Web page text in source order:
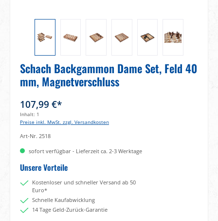
Schach Backgammon Dame Set, Feld 40
mm, Magnetverschluss
107,99 €*
Inhalt: 1
Preise inkl. MwSt. zzgl. Versandkosten
Art-Nr. 2518
sofort verfügbar - Lieferzeit ca. 2-3 Werktage
Unsere Vorteile
Kostenloser und schneller Versand ab 50
Euro*
Schnelle Kaufabwicklung
14 Tage Geld-Zurück-Garantie